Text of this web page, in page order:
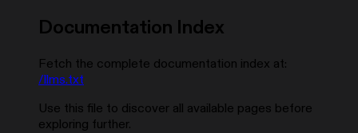
Documentation Index
Fetch the complete documentation index at:
/llms.txt
Use this file to discover all available pages before
exploring further.